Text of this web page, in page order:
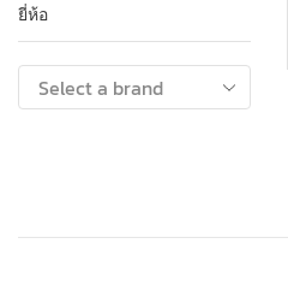
ยี่ห้อ